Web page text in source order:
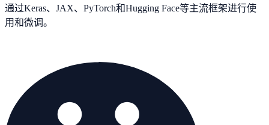
通过Keras、JAX、PyTorch和Hugging Face等主流框架进行使
用和微调。